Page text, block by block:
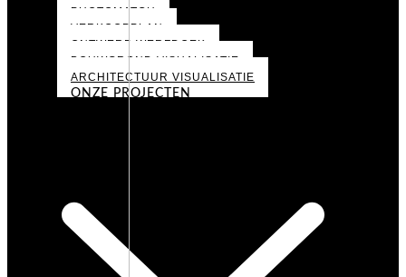
PHOTOMATCH
VERKOOPPLAN
ONTWERP WERFDOEK
BOUWGROND VISUALISATIE
ARCHITECTUUR VISUALISATIE
ONZE PROJECTEN